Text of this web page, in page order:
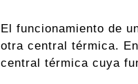
El funcionamiento de
otra central térmica.
central térmica cuya